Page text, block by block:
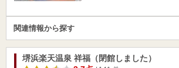
関連情報から探す
堺浜楽天温泉 祥福（閉館しました）